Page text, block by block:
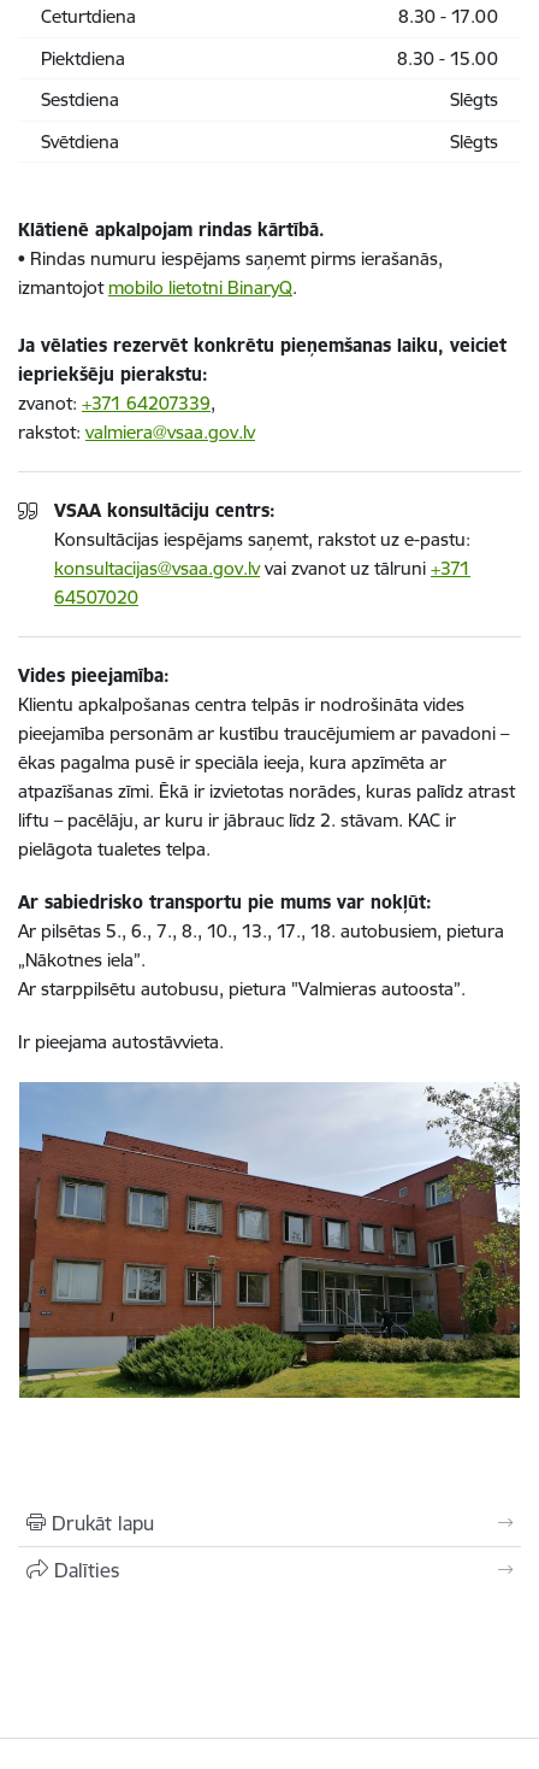
Ceturtdiena
8.30 - 17.00
Piektdiena
8.30 - 15.00
Sestdiena
Slēgts
Svētdiena
Slēgts
Klātienē apkalpojam rindas kārtībā.
• Rindas numuru iespējams saņemt pirms ierašanās,
izmantojot mobilo lietotni BinaryQ.
Ja vēlaties rezervēt konkrētu pieņemšanas laiku, veiciet
iepriekšēju pierakstu:
zvanot: +371 64207339,
rakstot: valmiera@vsaa.gov.lv
VSAA konsultāciju centrs:
Konsultācijas iespējams saņemt, rakstot uz e-pastu:
konsultacijas@vsaa.gov.lvvai zvanot uz tālruni +371
64507020
Vides pieejamība:
Klientu apkalpošanas centra telpās ir nodrošināta vides
pieejamība personām ar kustību traucējumiem ar pavadoni –
ēkas pagalma pusē ir speciāla ieeja, kura apzīmēta ar
atpazīšanas zīmi. Ēkā ir izvietotas norādes, kuras palīdz atrast
liftu – pacēlāju, ar kuru ir jābrauc līdz 2. stāvam. KAC ir
pielāgota tualetes telpa.
Ar sabiedrisko transportu pie mums var nokļūt:
Ar pilsētas 5., 6., 7., 8., 10., 13., 17., 18. autobusiem, pietura
„Nākotnes iela”.
Ar starppilsētu autobusu, pietura "Valmieras autoosta”.
Ir pieejama autostāvvieta.
Drukāt lapu
Dalīties